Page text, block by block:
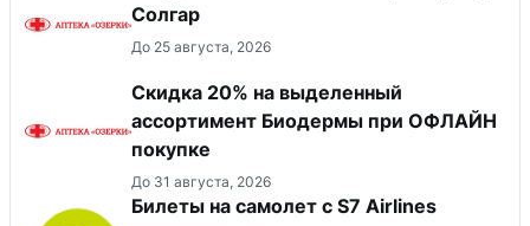
Солгар
До 25 августа, 2026
Скидка 20% на выделенный
ассортимент Биодермы при ОФЛАЙН
покупке
До 31 августа, 2026
Билеты на самолет с S7 Airlines